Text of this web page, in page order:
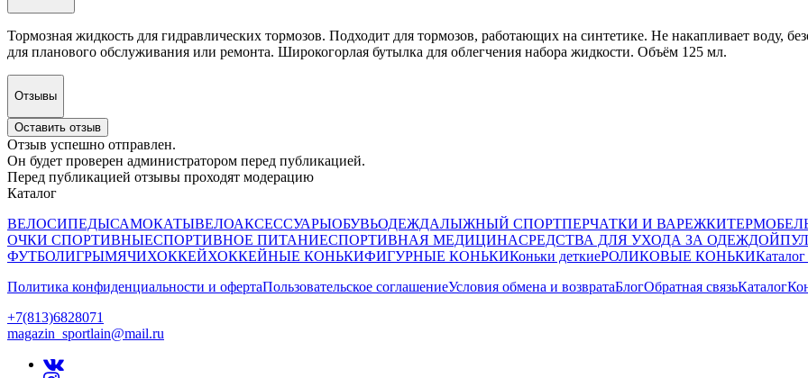
Тормозная жидкость для гидравлических тормозов. Подходит для тормозов, работающих на синтетике. Не накапливает воду,
для планового обслуживания или ремонта. Широкогорлая бутылка для облегчения набора жидкости. Объём 125 мл.
Отзывы
Оставить отзыв
Отзыв успешно отправлен.
Он будет проверен администратором перед публикацией.
Перед публикацией отзывы проходят модерацию
Каталог
ВЕЛОСИПЕДЫСАМОКАТЫВЕЛОАКСЕССУАРЫОБУВЬОДЕЖДАЛЫЖНЫЙ СПОРТПЕРЧАТКИ И ВАРЕЖКИ
ОЧКИ СПОРТИВНЫЕСПОРТИВНОЕ ПИТАНИЕСПОРТИВНАЯ МЕДИЦИНАСРЕДСТВА ДЛЯ УХОДА ЗА ОДЕЖДОЙ
ФУТБОЛИГРЫМЯЧИХОККЕЙХОККЕЙНЫЕ КОНЬКИФИГУРНЫЕ КОНЬКИКоньки деткиеРОЛИКОВЫЕ КОНЬКИКаталог
Политика конфиденциальности и офертаПользовательское соглашениеУсловия обмена и возвратаБлогОбратная связьКаталог
+7(813)6828071
magazin_sportlain@mail.ru